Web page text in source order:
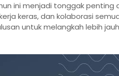
ini menjadi tonggak
keras, dan kolaborasi
untuk melangkah lebih